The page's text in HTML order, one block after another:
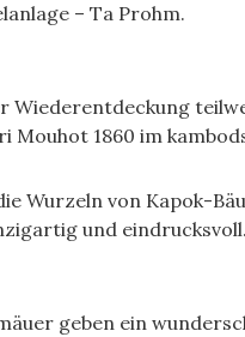
– Ta Prohm.
Wiederentdeckung
1860 im
Wurzeln von Kapok-
und eindrucksvoll.
geben ein